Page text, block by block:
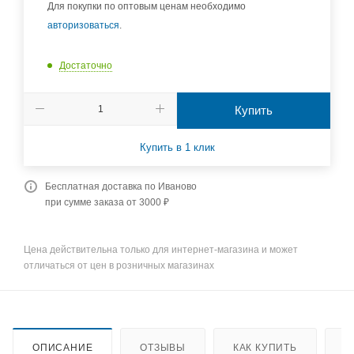
Для покупки по оптовым ценам необходимо
авторизоваться.
Достаточно
Купить
Купить в 1 клик
Бесплатная доставка по Иваново
при сумме заказа от 3000 ₽
Цена действительна только для интернет-магазина и может
отличаться от цен в розничных магазинах
ОПИСАНИЕ ОТЗЫВЫ КАК КУПИТЬ